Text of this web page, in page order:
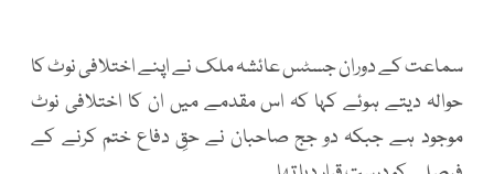
سماعت کے دوران جسٹس عائشہ ملک نے اپنے اختلافی نوٹ کا
حوالہ دیتے ہوئے کہا کہ اس مقدمے میں ان کا اختلافی نوٹ
موجود ہے جبکہ دو جج صاحبان نے حقِ دفاع ختم کرنے کے